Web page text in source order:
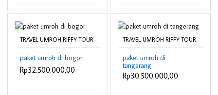
TRAVEL UMROH RIFFY TOUR
paket umroh di bogor
Rp32.500.000,00
TRAVEL UMROH RIFFY TOUR
paket umroh di
tangerang
Rp30.500.000,00